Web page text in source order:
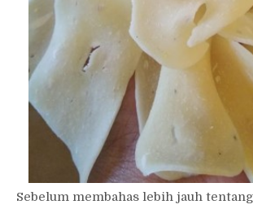
Sebelum membahas lebih jauh